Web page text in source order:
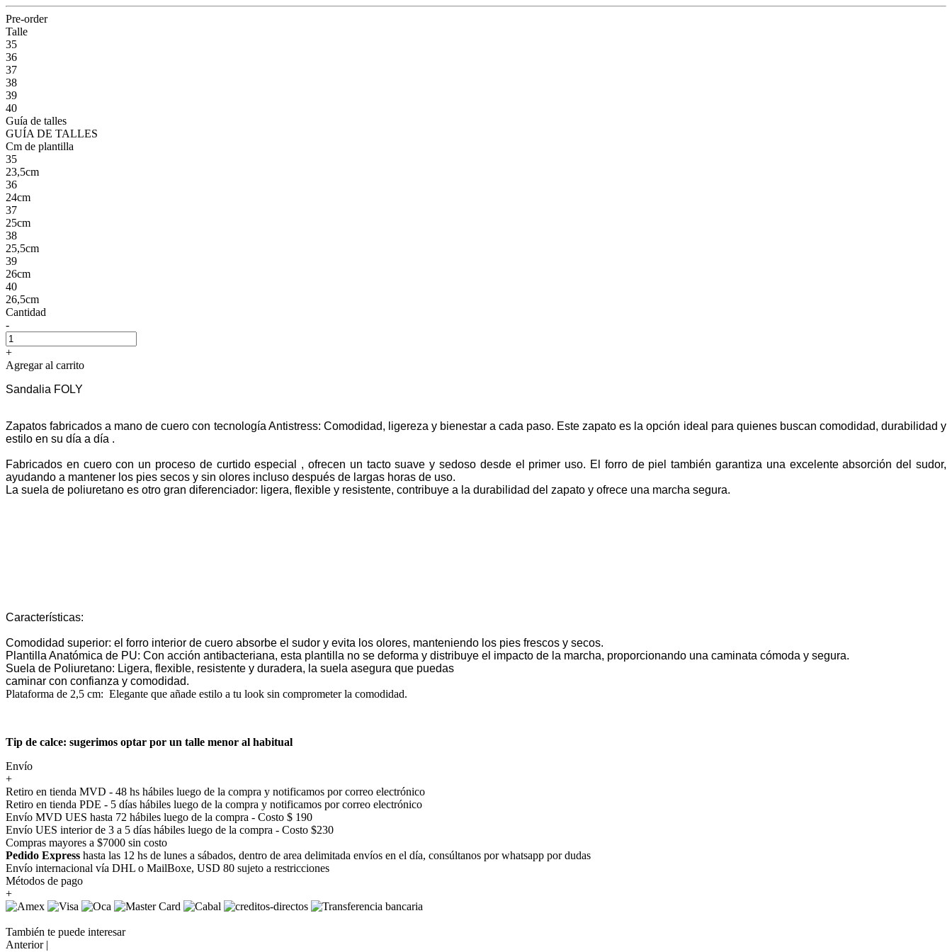
Pre-order
Talle
35
36
37
38
39
40
Guía de talles
GUÍA DE TALLES
Cm de plantilla
35
23,5cm
36
24cm
37
25cm
38
25,5cm
39
26cm
40
26,5cm
Cantidad
-
+
Agregar al carrito
Sandalia FOLY
Zapatos fabricados a mano de cuero con tecnología Antistress: Comodidad, ligereza y bienestar a cada paso. Este zapato es la opción ideal para quienes buscan comodidad, durabilidad y
estilo en su día a día .
Fabricados en cuero con un proceso de curtido especial , ofrecen un tacto suave y sedoso desde el primer uso. El forro de piel también garantiza una excelente absorción del sudor,
ayudando a mantener los pies secos y sin olores incluso después de largas horas de uso.
La suela de poliuretano es otro gran diferenciador: ligera, flexible y resistente, contribuye a la durabilidad del zapato y ofrece una marcha segura.
Características:
Comodidad superior: el forro interior de cuero absorbe el sudor y evita los olores, manteniendo los pies frescos y secos.
Plantilla Anatómica de PU: Con acción antibacteriana, esta plantilla no se deforma y distribuye el impacto de la marcha, proporcionando una caminata cómoda y segura.
Suela de Poliuretano: Ligera, flexible, resistente y duradera, la suela asegura que puedas
caminar con confianza y comodidad.
Plataforma de 2,5 cm: Elegante que añade estilo a tu look sin comprometer la comodidad.
Tip de calce: sugerimos optar por un talle menor al habitual
Envío
+
Retiro en tienda MVD - 48 hs hábiles luego de la compra y notificamos por correo electrónico
Retiro en tienda PDE - 5 días hábiles luego de la compra y notificamos por correo electrónico
Envío MVD UES hasta 72 hábiles luego de la compra - Costo $ 190
Envío UES interior de 3 a 5 días hábiles luego de la compra - Costo $230
Compras mayores a $7000 sin costo
Pedido Express hasta las 12 hs de lunes a sábados, dentro de area delimitada envíos en el día, consúltanos por whatsapp por dudas
Envío internacional vía DHL o MailBoxe, USD 80 sujeto a restricciones
Métodos de pago
+
También te puede interesar
Anterior |